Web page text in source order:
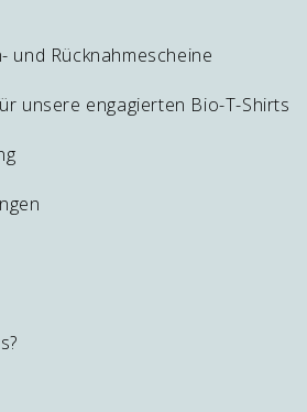
und Rücknahmescheine
unsere engagierten Bio-T-Shirts